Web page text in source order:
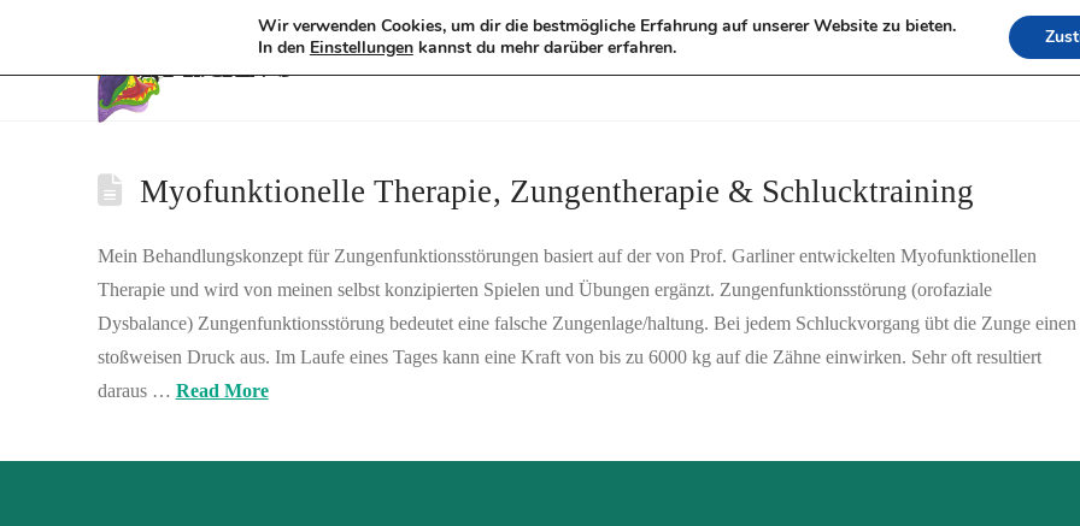
DORIS
Tag Archive
Myofunktionelle Therapie, Zungentherapie & Schlucktraining
Mein Behandlungskonzept für Zungenfunktionsstörungen basiert auf der von Prof. Garliner entwickelten Myofunktionellen
Therapie und wird von meinen selbst konzipierten Spielen und Übungen ergänzt. Zungenfunktionsstörung (orofaziale
Dysbalance) Zungenfunktionsstörung bedeutet eine falsche Zungenlage/haltung. Bei jedem Schluckvorgang übt die Zunge einen
stoßweisen Druck aus. Im Laufe eines Tages kann eine Kraft von bis zu 6000 kg auf die Zähne einwirken. Sehr oft resultiert
daraus … Read More
Wir verwenden Cookies, um dir die bestmögliche Erfahrung auf unserer Website zu bieten.
In den Einstellungenkannst du mehr darüber erfahren.